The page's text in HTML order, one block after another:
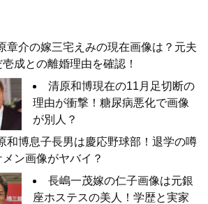
章介の嫁三宅えみの現在画像は？元夫
成との離婚理由を確認！
清原和博現在の11月足切断の
理由が衝撃！糖尿病悪化で画像
が別人？
和博息子長男は慶応野球部！退学の噂
メン画像がヤバイ？
長嶋一茂嫁の仁子画像は元銀
座ホステスの美人！学歴と実家